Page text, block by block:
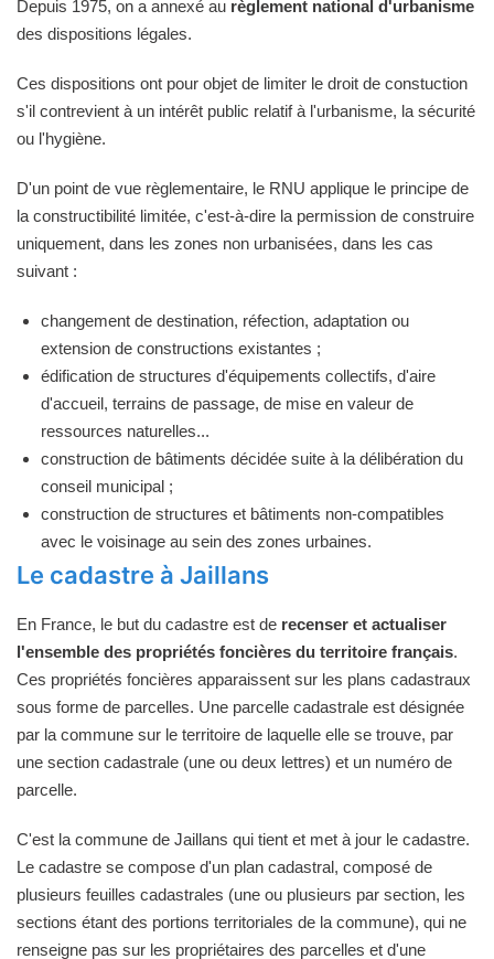
Depuis 1975, on a annexé au règlement national d'urbanisme
des dispositions légales.
Ces dispositions ont pour objet de limiter le droit de constuction
s'il contrevient à un intérêt public relatif à l'urbanisme, la sécurité
ou l'hygiène.
D'un point de vue règlementaire, le RNU applique le principe de
la constructibilité limitée, c'est-à-dire la permission de construire
uniquement, dans les zones non urbanisées, dans les cas
suivant :
changement de destination, réfection, adaptation ou
extension de constructions existantes ;
édification de structures d'équipements collectifs, d'aire
d'accueil, terrains de passage, de mise en valeur de
ressources naturelles...
construction de bâtiments décidée suite à la délibération du
conseil municipal ;
construction de structures et bâtiments non-compatibles
avec le voisinage au sein des zones urbaines.
Le cadastre à Jaillans
En France, le but du cadastre est de recenser et actualiser
l'ensemble des propriétés foncières du territoire français.
Ces propriétés foncières apparaissent sur les plans cadastraux
sous forme de parcelles. Une parcelle cadastrale est désignée
par la commune sur le territoire de laquelle elle se trouve, par
une section cadastrale (une ou deux lettres) et un numéro de
parcelle.
C'est la commune de Jaillans qui tient et met à jour le cadastre.
Le cadastre se compose d'un plan cadastral, composé de
plusieurs feuilles cadastrales (une ou plusieurs par section, les
sections étant des portions territoriales de la commune), qui ne
renseigne pas sur les propriétaires des parcelles et d'une